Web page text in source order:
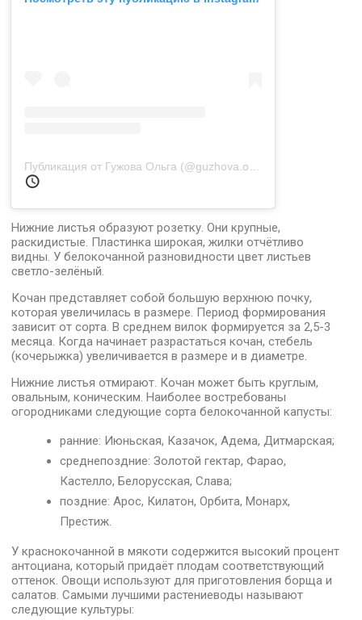
Публикация от Гужова Ольга (@guzhova.olga)
Нижние листья образуют розетку. Они крупные,
раскидистые. Пластинка широкая, жилки отчётливо
видны. У белокочанной разновидности цвет листьев
светло-зелёный.
Кочан представляет собой большую верхнюю почку,
которая увеличилась в размере. Период формирования
зависит от сорта. В среднем вилок формируется за 2,5-3
месяца. Когда начинает разрастаться кочан, стебель
(кочерыжка) увеличивается в размере и в диаметре.
Нижние листья отмирают. Кочан может быть круглым,
овальным, коническим. Наиболее востребованы
огородниками следующие сорта белокочанной капусты:
ранние: Июньская, Казачок, Адема, Дитмарская;
среднепоздние: Золотой гектар, Фарао,
Кастелло, Белорусская, Слава;
поздние: Арос, Килатон, Орбита, Монарх,
Престиж.
У краснокочанной в мякоти содержится высокий процент
антоциана, который придаёт плодам соответствующий
оттенок. Овощи используют для приготовления борща и
салатов. Самыми лучшими растениеводы называют
следующие культуры: